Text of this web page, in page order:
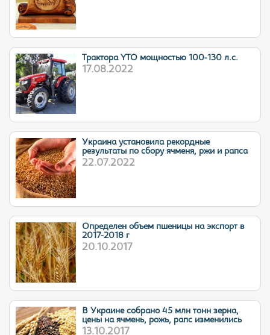
Трактора YTO мощностью 100-130 л.с.
17.08.2022
Украина установила рекордные
результаты по сбору ячменя, ржи и рапса
22.07.2022
Определен объем пшеницы на экспорт в
2017-2018 г
20.10.2017
В Украине собрано 45 млн тонн зерна,
цены на ячмень, рожь, рапс изменились
13.10.2017